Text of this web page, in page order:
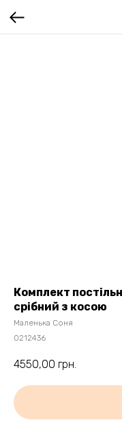
Комплект
срібний з косою
Маленька Соня
0212436
4550,00 грн.